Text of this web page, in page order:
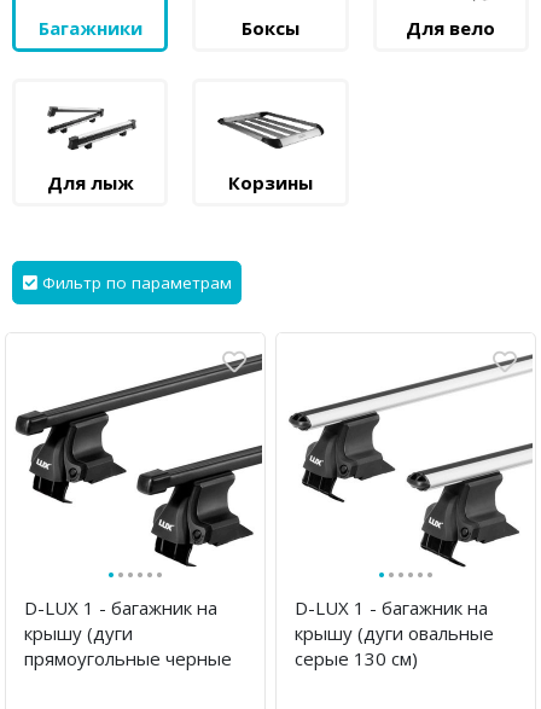
Багажники Боксы Для вело
Для лыж Корзины
Фильтр по параметрам
······
D-LUX 1 - багажник на
крышу (дуги
прямоугольные черные
······
D-LUX 1 - багажник на
крышу (дуги овальные
серые 130 см)